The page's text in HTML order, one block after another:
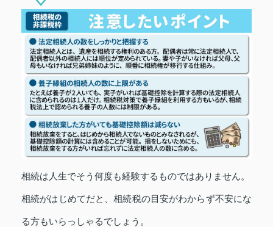
相続は人生でそう何度も経験するものではありません。
相続がはじめてだと、相続税の目安がわからず不安にな
る方もいらっしゃるでしょう。